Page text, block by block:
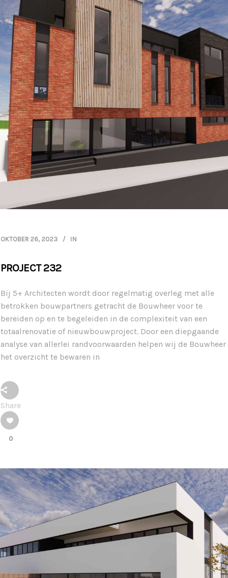
OKTOBER 26, 2023 IN
PROJECT 232
Bij 5+ Architecten wordt door regelmatig overleg met alle
betrokken bouwpartners getracht de Bouwheer voor te
bereiden op en te begeleiden in de complexiteit van een
totaalrenovatie of nieuwbouwproject. Door een diepgaande
analyse van allerlei randvoorwaarden helpen wij de Bouwheer
het overzicht te bewaren in
Share
0